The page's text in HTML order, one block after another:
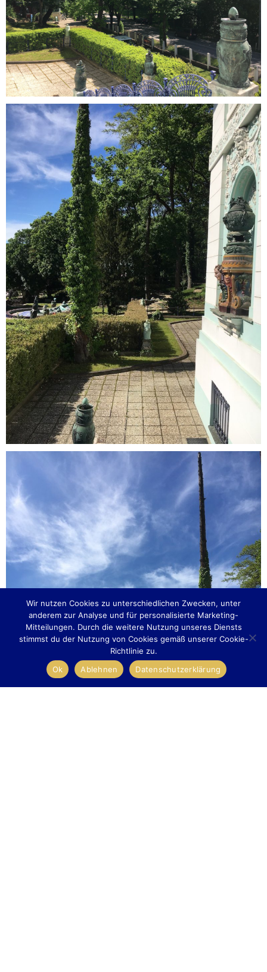
Wir nutzen Cookies zu unterschiedlichen Zwecken, unter
anderem zur Analyse und für personalisierte Marketing-
Mitteilungen. Durch die weitere Nutzung unseres Diensts
stimmst du der Nutzung von Cookies gemäß unserer Cookie-
Richtlinie zu.
Ok
Ablehnen Datenschutzerklärung